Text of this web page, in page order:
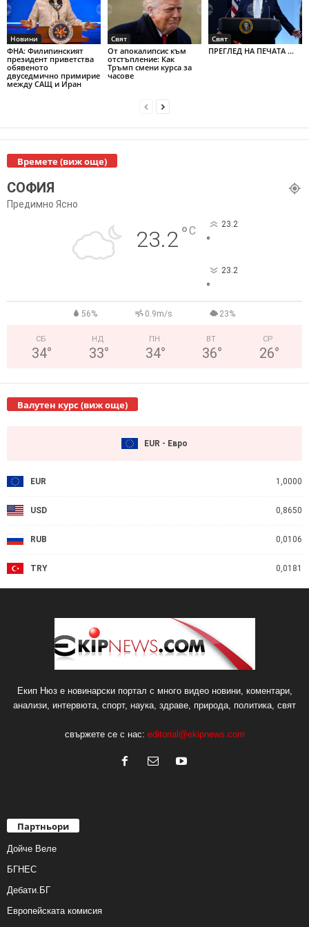
Новини
ФНА: Филипинският
президент приветства
обявеното
двуседмично примирие
между САЩ и Иран
Свят
От апокалипсис към
отстъпление: Как
Тръмп смени курса за
часове
Свят
ПРЕГЛЕД НА ПЕЧАТА ...
Времете (виж още)
СОФИЯ
Предимно Ясно
23.2°C 23.2
°
23.2
°
56% 0.9m/s 23%
СБ
34°
НД
33°
ПН
34°
ВТ
36°
СР
26°
Валутен курс (виж още)
EUR - Евро
EUR 1,0000
USD 0,8650
RUB 0,0106
TRY 0,0181
Екип Нюз е новинарски портал с много видео новини, коментари,
анализи, интервюта, спорт, наука, здраве, природа, политика, свят
свържете се с нас: editorial@ekipnews.com
Партньори
Дойче Веле
БГНЕС
Дебати.БГ
Европейската комисия